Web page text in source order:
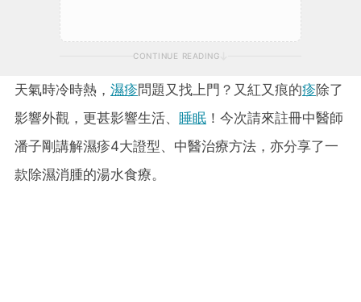
CONTINUE READING
天氣時冷時熱， 濕疹問題又找上門？又紅又痕的疹除了
影響外觀，更甚影響生活、 睡眠 ！今次請來註冊中醫師
潘子剛講解濕疹4大證型、中醫治療方法，亦分享了一
款除濕消腫的湯水食療。